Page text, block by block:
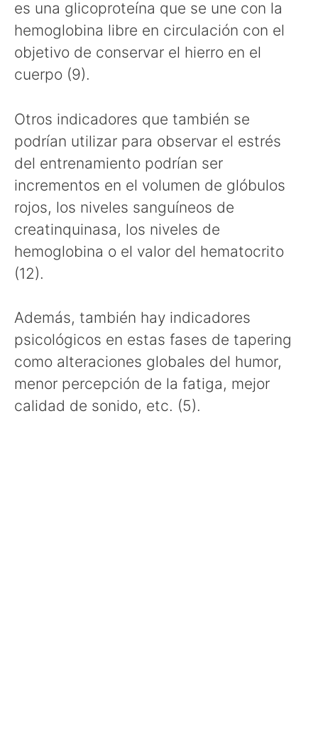
es una glicoproteína que se une con la
hemoglobina libre en circulación con el
objetivo de conservar el hierro en el
cuerpo (9).
Otros indicadores que también se
podrían utilizar para observar el estrés
del entrenamiento podrían ser
incrementos en el volumen de glóbulos
rojos, los niveles sanguíneos de
creatinquinasa, los niveles de
hemoglobina o el valor del hematocrito
(12).
Además, también hay indicadores
psicológicos en estas fases de tapering
como alteraciones globales del humor,
menor percepción de la fatiga, mejor
calidad de sonido, etc. (5).